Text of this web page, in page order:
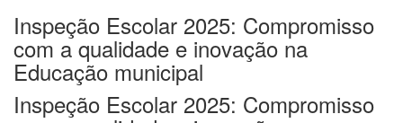
Inspeção Escolar 2025: Compromisso
com a qualidade e inovação na
Educação municipal
Inspeção Escolar 2025: Compromisso